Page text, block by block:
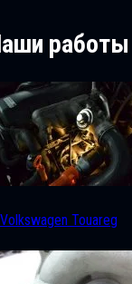
работы
Touareg